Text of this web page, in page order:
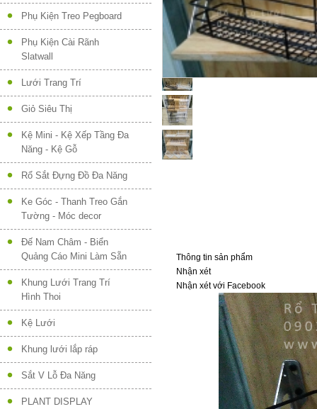
Phụ Kiện Treo Pegboard
Phụ Kiện Cài Rãnh
Slatwall
Lưới Trang Trí
Giỏ Siêu Thị
Kệ Mini - Kệ Xếp Tầng Đa
Năng - Kệ Gỗ
Rổ Sắt Đựng Đồ Đa Năng
Ke Góc - Thanh Treo Gắn
Tường - Móc decor
Đế Nam Châm - Biển
Quảng Cáo Mini Làm Sẵn
Khung Lưới Trang Trí
Hình Thoi
Kệ Lưới
Khung lưới lắp ráp
Sắt V Lỗ Đa Năng
PLANT DISPLAY
Thông tin sản phẩm
Nhận xét
Nhận xét với Facebook